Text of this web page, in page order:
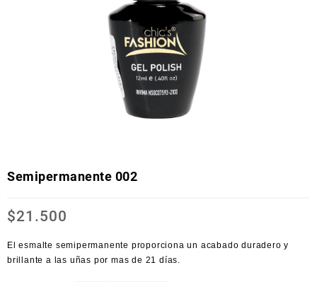
Semipermanente 002
$21.500
El esmalte semipermanente proporciona un acabado duradero y
brillante a las uñas por mas de 21 días.